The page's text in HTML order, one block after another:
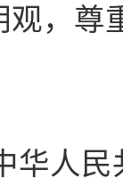
观，尊
人民